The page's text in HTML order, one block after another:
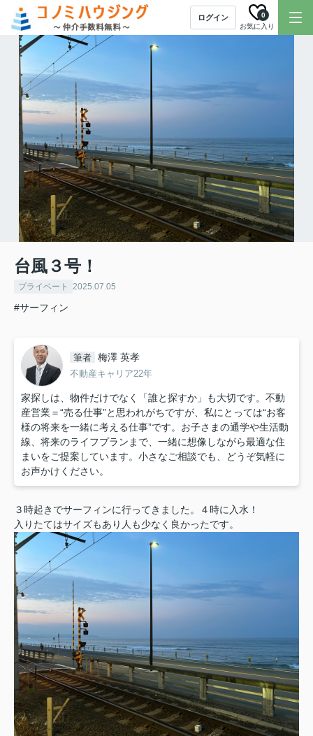
ログイン
お気に入り
0
台風３号！
プライベート 2025.07.05
#サーフィン
筆者 梅澤 英孝
不動産キャリア22年
家探しは、物件だけでなく「誰と探すか」も大切です。不動
産営業＝“売る仕事”と思われがちですが、私にとっては“お客
様の将来を一緒に考える仕事”です。お子さまの通学や生活動
線、将来のライフプランまで、一緒に想像しながら最適な住
まいをご提案しています。小さなご相談でも、どうぞ気軽に
お声かけください。
３時起きでサーフィンに行ってきました。４時に入水！
入りたてはサイズもあり人も少なく良かったです。